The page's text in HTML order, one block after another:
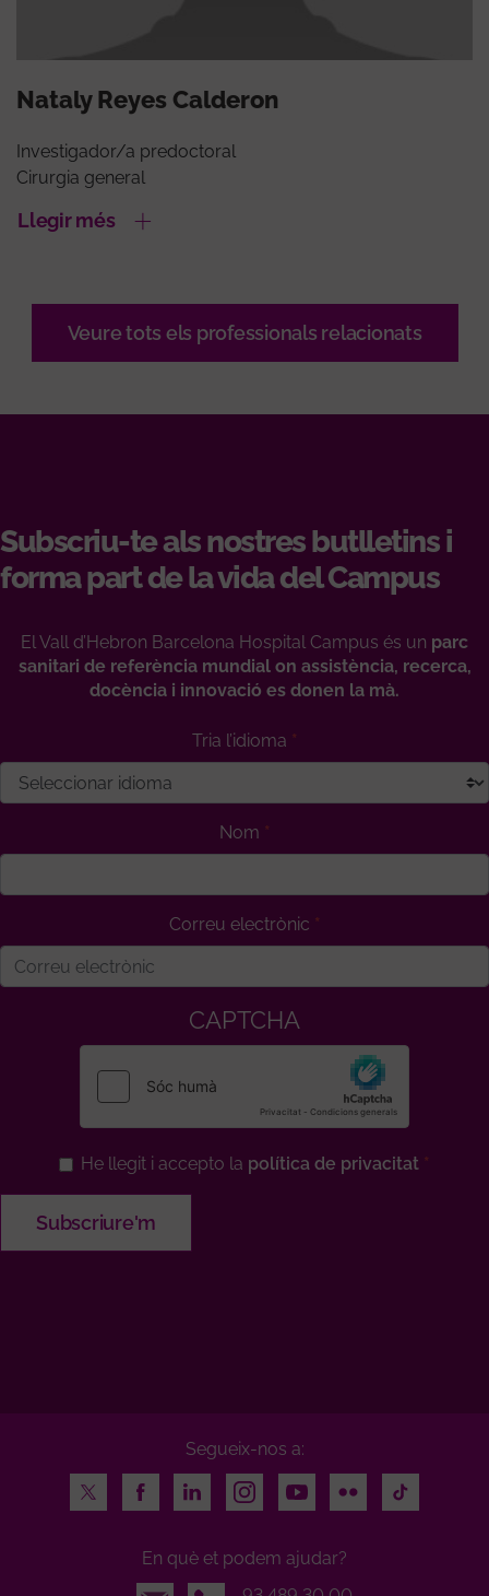
Nataly Reyes Calderon
Investigador/a predoctoral
Cirurgia general
Llegir més
Veure tots els professionals relacionats
Subscriu-te als nostres butlletins i
forma part de la vida del Campus
El Vall d’Hebron Barcelona Hospital Campus és un parc
sanitari de referència mundial on assistència, recerca,
docència i innovació es donen la mà.
Tria l’idioma
Nom
Correu electrònic
CAPTCHA
He llegit i accepto la política de privacitat
Segueix-nos a:
Twitter
FacebookLinkedInInstagramYoutubeFlickr TikTok
En què et podem ajudar?